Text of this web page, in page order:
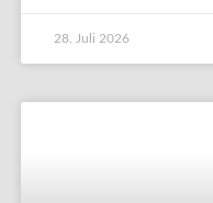
28. Juli 2026